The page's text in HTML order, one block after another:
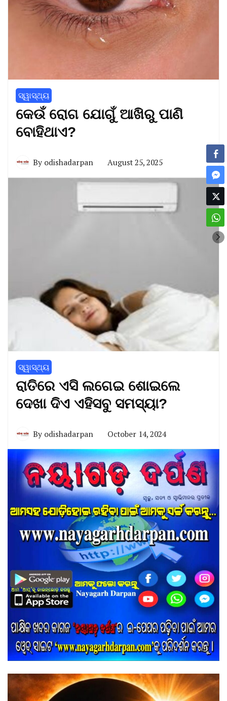
ସ୍ୱାସ୍ଥ୍ୟ
କେଉଁ ରୋଗ ଯୋଗୁଁ ଆଖିରୁ ପାଣି
ବୋହିଥାଏ?
By odishadarpan August 25, 2025
ସ୍ୱାସ୍ଥ୍ୟ
ରାତିରେ ଏସି ଲଗେଇ ଶୋଇଲେ
ଦେଖା ଦିଏ ଏହିସବୁ ସମସ୍ୟା?
By odishadarpan October 14, 2024